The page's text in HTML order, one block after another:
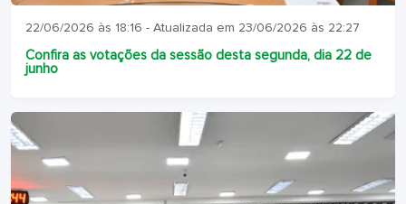
22/06/2026 às 18:16 - Atualizada em 23/06/2026 às 22:27
Confira as votações da sessão desta segunda, dia 22 de
junho